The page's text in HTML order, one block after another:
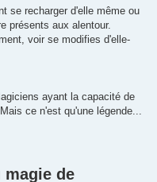
se recharger d'elle même ou
présents aux alentour.
voir se modifies d'elle-
ayant la capacité de
ce n'est qu'une légende...
magie de